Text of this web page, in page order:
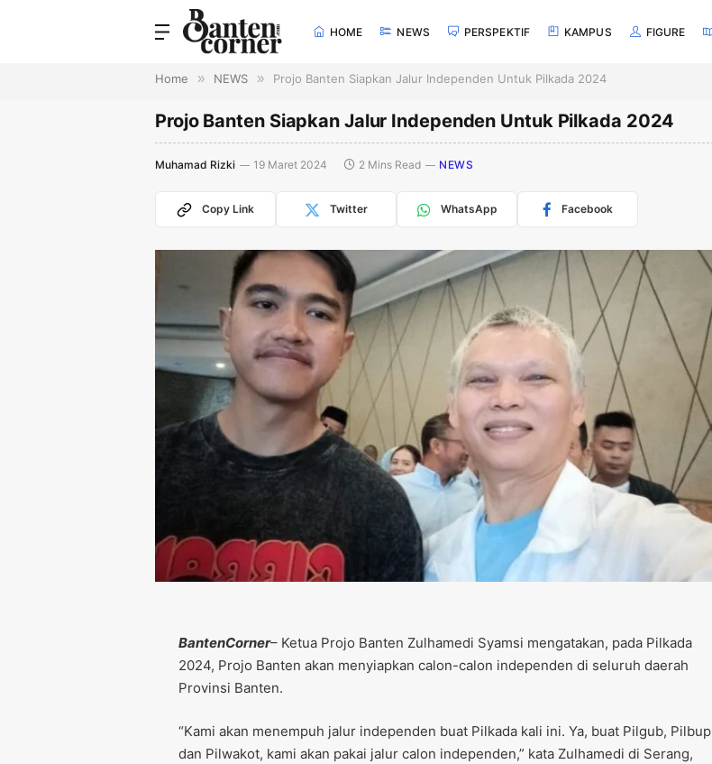
HOME NEWS PERSPEKTIF KAMPUS FIGURE
Home » NEWS » Projo Banten Siapkan Jalur Independen Untuk Pilkada 2024
Projo Banten Siapkan Jalur Independen Untuk Pilkada 2024
Muhamad Rizki 19 Maret 2024 2 Mins Read NEWS
Copy Link Twitter WhatsApp Facebook
BantenCorner– Ketua Projo Banten Zulhamedi Syamsi mengatakan, pada Pilkada
2024, Projo Banten akan menyiapkan calon-calon independen di seluruh daerah
Provinsi Banten.
“Kami akan menempuh jalur independen buat Pilkada kali ini. Ya, buat Pilgub, Pilbup
dan Pilwakot, kami akan pakai jalur calon independen,” kata Zulhamedi di Serang,